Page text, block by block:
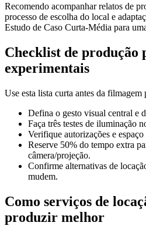
Recomendo acompanhar relatos de
processo de escolha do local e
Estudo de Caso Curta-Média para
Checklist de produção
experimentais
Use esta lista curta antes da filmagem
Defina o gesto visual central e
Faça três testes de iluminação
Verifique autorizações e
Reserve 50% do tempo extra
câmera/projeção.
Confirme alternativas de
mudem.
Como serviços de
produzir melhor